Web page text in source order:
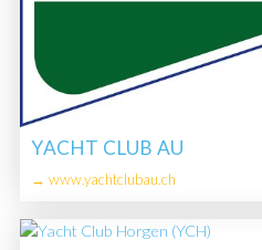
YACHT CLUB AU
→ www.yachtclubau.ch